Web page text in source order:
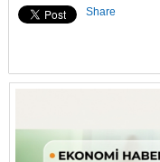
Share